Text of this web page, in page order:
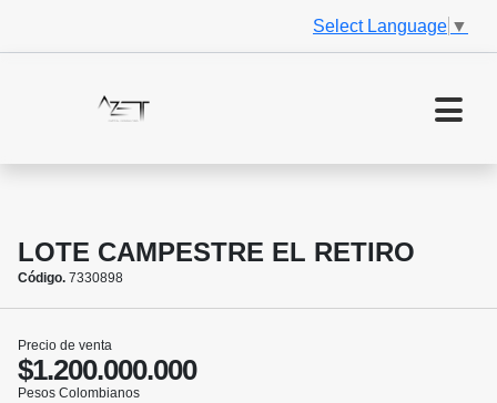
Select Language ▼
LOTE CAMPESTRE EL RETIRO
Código. 7330898
Precio de venta
$1.200.000.000
Pesos Colombianos